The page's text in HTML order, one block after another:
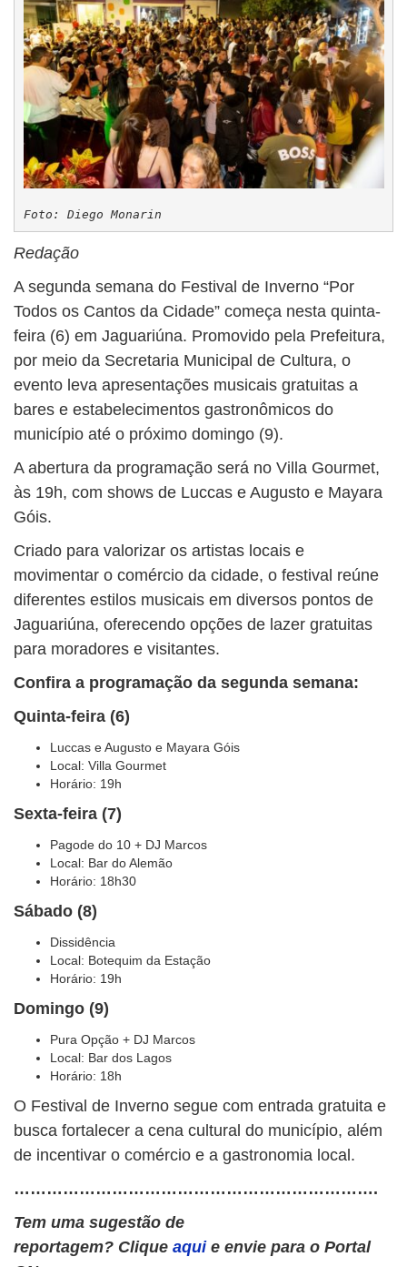
Foto: Diego Monarin
Redação
A segunda semana do Festival de Inverno “Por
Todos os Cantos da Cidade” começa nesta quinta-
feira (6) em Jaguariúna. Promovido pela Prefeitura,
por meio da Secretaria Municipal de Cultura, o
evento leva apresentações musicais gratuitas a
bares e estabelecimentos gastronômicos do
município até o próximo domingo (9).
A abertura da programação será no Villa Gourmet,
às 19h, com shows de Luccas e Augusto e Mayara
Góis.
Criado para valorizar os artistas locais e
movimentar o comércio da cidade, o festival reúne
diferentes estilos musicais em diversos pontos de
Jaguariúna, oferecendo opções de lazer gratuitas
para moradores e visitantes.
Confira a programação da segunda semana:
Quinta-feira (6)
Luccas e Augusto e Mayara Góis
Local: Villa Gourmet
Horário: 19h
Sexta-feira (7)
Pagode do 10 + DJ Marcos
Local: Bar do Alemão
Horário: 18h30
Sábado (8)
Dissidência
Local: Botequim da Estação
Horário: 19h
Domingo (9)
Pura Opção + DJ Marcos
Local: Bar dos Lagos
Horário: 18h
O Festival de Inverno segue com entrada gratuita e
busca fortalecer a cena cultural do município, além
de incentivar o comércio e a gastronomia local.
………………………………………………………….
Tem uma sugestão de
reportagem? Clique aqui e envie para o Portal